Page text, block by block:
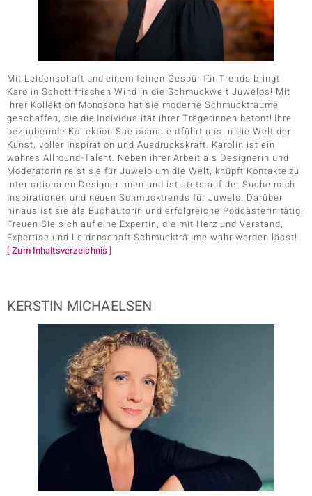
Mit Leidenschaft und einem feinen Gespür für Trends bringt
Karolin Schott frischen Wind in die Schmuckwelt Juwelos! Mit
ihrer Kollektion Monosono hat sie moderne Schmuckträume
geschaffen, die die Individualität ihrer Trägerinnen betont! Ihre
bezaubernde Kollektion Saelocana entführt uns in die Welt der
Kunst, voller Inspiration und Ausdruckskraft. Karolin ist ein
wahres Allround-Talent. Neben ihrer Arbeit als Designerin und
Moderatorin reist sie für Juwelo um die Welt, knüpft Kontakte zu
internationalen Designerinnen und ist stets auf der Suche nach
Inspirationen und neuen Schmucktrends für Juwelo. Darüber
hinaus ist sie als Buchautorin und erfolgreiche Podcasterin tätig!
Freuen Sie sich auf eine Expertin, die mit Herz und Verstand,
Expertise und Leidenschaft Schmuckträume wahr werden lässt!
[ Zum Inhaltsverzeichnis ]
KERSTIN MICHAELSEN